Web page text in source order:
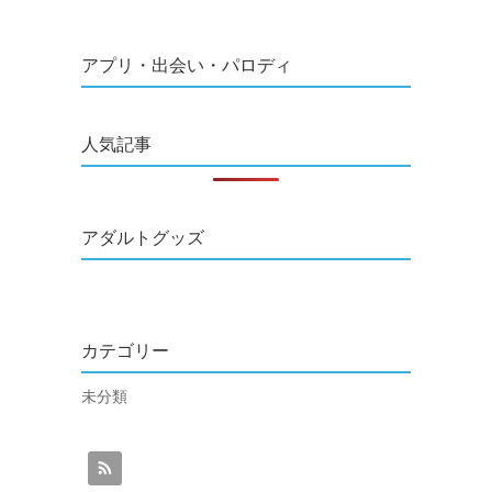
アプリ・出会い・パロディ
人気記事
アダルトグッズ
カテゴリー
未分類